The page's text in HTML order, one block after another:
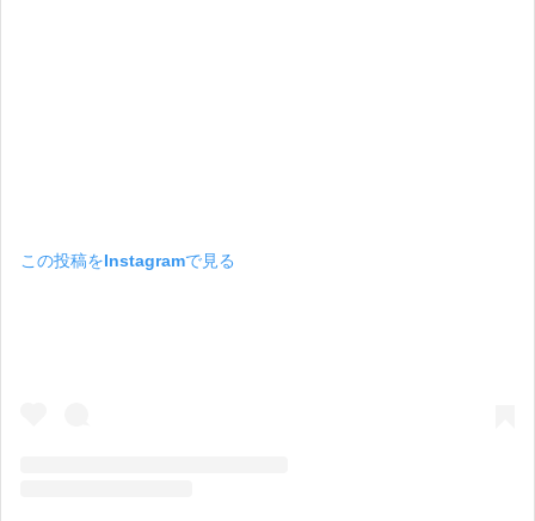
この投稿をInstagramで見る